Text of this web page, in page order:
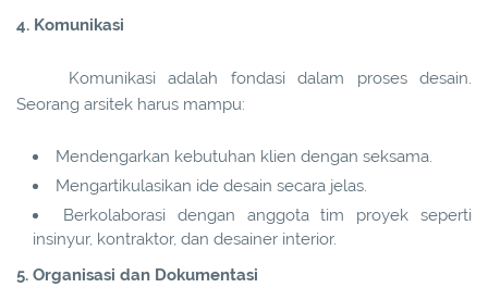
4. Komunikasi
Komunikasi adalah fondasi dalam proses desain.
Seorang arsitek harus mampu:
Mendengarkan kebutuhan klien dengan seksama.
Mengartikulasikan ide desain secara jelas.
Berkolaborasi dengan anggota tim proyek seperti
insinyur, kontraktor, dan desainer interior.
5. Organisasi dan Dokumentasi